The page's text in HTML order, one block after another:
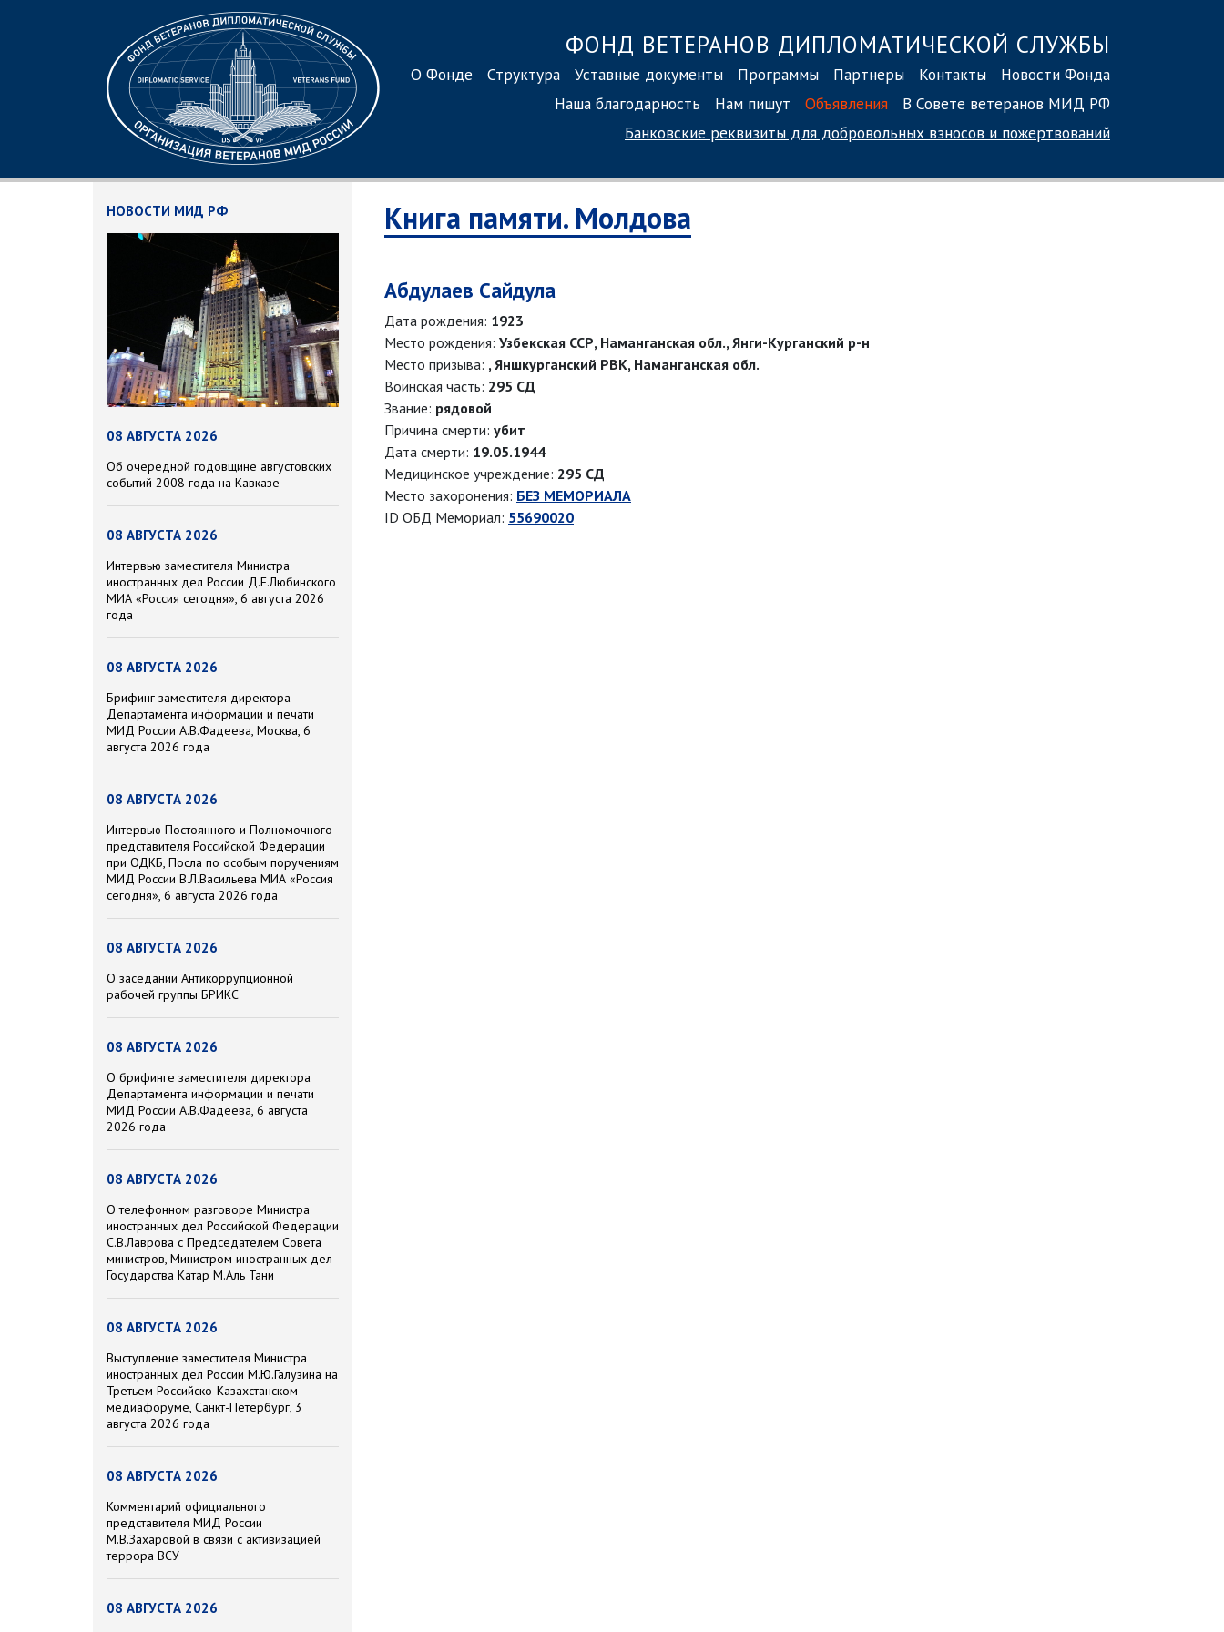
ФОНД ВЕТЕРАНОВ ДИПЛОМАТИЧЕСКОЙ СЛУЖБЫ
О Фонде Структура Уставные документы Программы Партнеры Контакты
Новости Фонда
Наша благодарность
Нам пишут Объявления
В Совете ветеранов МИД РФ
Банковские реквизиты для добровольных взносов и пожертвований
НОВОСТИ МИД РФ
08 АВГУСТА 2026
Об очередной годовщине августовских
событий 2008 года на Кавказе
08 АВГУСТА 2026
Интервью заместителя Министра
иностранных дел России Д.Е.Любинского
МИА «Россия сегодня», 6 августа 2026
года
08 АВГУСТА 2026
Брифинг заместителя директора
Департамента информации и печати
МИД России А.В.Фадеева, Москва, 6
августа 2026 года
08 АВГУСТА 2026
Интервью Постоянного и Полномочного
представителя Российской Федерации
при ОДКБ, Посла по особым поручениям
МИД России В.Л.Васильева МИА «Россия
сегодня», 6 августа 2026 года
08 АВГУСТА 2026
О заседании Антикоррупционной
рабочей группы БРИКС
08 АВГУСТА 2026
О брифинге заместителя директора
Департамента информации и печати
МИД России А.В.Фадеева, 6 августа
2026 года
08 АВГУСТА 2026
О телефонном разговоре Министра
иностранных дел Российской Федерации
С.В.Лаврова с Председателем Совета
министров, Министром иностранных дел
Государства Катар М.Аль Тани
08 АВГУСТА 2026
Выступление заместителя Министра
иностранных дел России М.Ю.Галузина на
Третьем Российско-Казахстанском
медиафоруме, Санкт-Петербург, 3
августа 2026 года
08 АВГУСТА 2026
Комментарий официального
представителя МИД России
М.В.Захаровой в связи с активизацией
террора ВСУ
08 АВГУСТА 2026
Книга памяти. Молдова
Абдулаев Сайдула
Дата рождения: 1923
Место рождения: Узбекская ССР, Наманганская обл., Янги-Курганский р-н
Место призыва: , Яншкурганский РВК, Наманганская обл.
Воинская часть: 295 СД
Звание: рядовой
Причина смерти: убит
Дата смерти: 19.05.1944
Медицинское учреждение: 295 СД
Место захоронения: БЕЗ МЕМОРИАЛА
ID ОБД Мемориал: 55690020